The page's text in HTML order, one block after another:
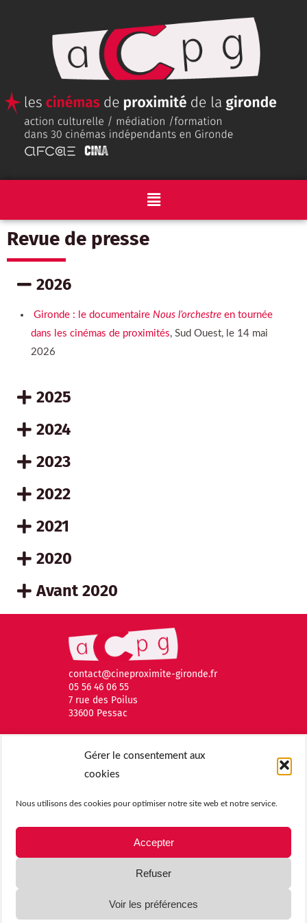
Gérer le consentement aux
cookies
Nous utilisons des cookies pour optimiser notre site web et notre service.
Accepter
Refuser
Voir les préférences
Revue de presse
2026
Gironde : le documentaire Nous l’orchestre en tournée
dans les cinémas de proximités, Sud Ouest, le 14 mai
2026
2025
2024
2023
2022
2021
2020
Avant 2020
contact@cineproximite-gironde.fr
05 56 46 06 55
7 rue des Poilus
33600 Pessac
| Tous droits réservés |